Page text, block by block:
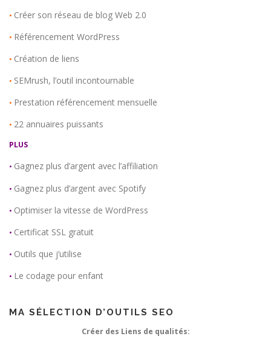
• Créer son réseau de blog Web 2.0
• Référencement WordPress
• Création de liens
• SEMrush, l’outil incontournable
• Prestation référencement mensuelle
• 22 annuaires puissants
PLUS
• Gagnez plus d’argent avec l’affiliation
• Gagnez plus d’argent avec Spotify
• Optimiser la vitesse de WordPress
• Certificat SSL gratuit
• Outils que j’utilise
• Le codage pour enfant
MA SÉLECTION D’OUTILS SEO
Créer des Liens de qualités: